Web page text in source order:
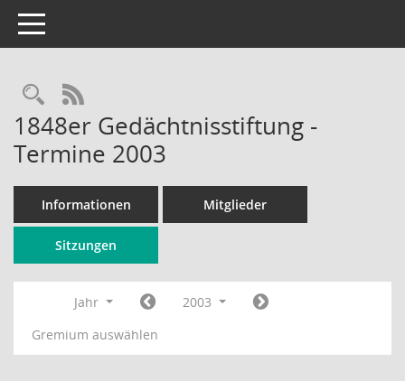
Toggle navigation
Rechercheauswahl
RSS-Feed
1848er Gedächtnisstiftung -
Termine 2003
Informationen Mitglieder
Sitzungen
Jahr
2003
Gremium auswählen